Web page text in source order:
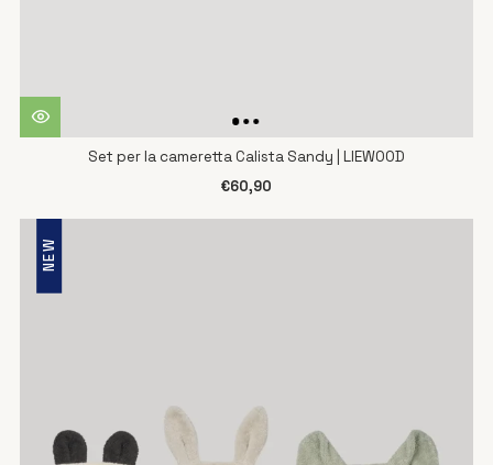
Set per la cameretta Calista Sandy | LIEWOOD
€60,90
NEW